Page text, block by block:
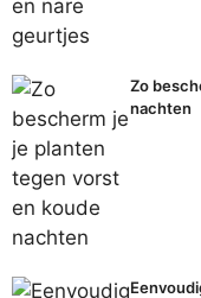
Zo
nachten